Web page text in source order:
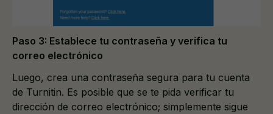
Paso 3: Establece tu contraseña y verifica tu
correo electrónico
Luego, crea una contraseña segura para tu cuenta
de Turnitin. Es posible que se te pida verificar tu
dirección de correo electrónico; simplemente sigue